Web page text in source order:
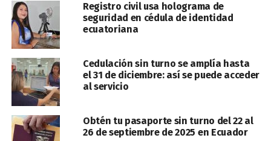
Registro civil usa holograma de
seguridad en cédula de identidad
ecuatoriana
Cedulación sin turno se amplía hasta
el 31 de diciembre: así se puede acceder
al servicio
Obtén tu pasaporte sin turno del 22 al
26 de septiembre de 2025 en Ecuador